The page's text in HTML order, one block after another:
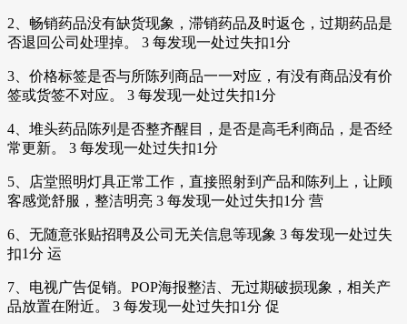
2、畅销药品没有缺货现象，滞销药品及时返仓，过期药品是
否退回公司处理掉。 3 每发现一处过失扣1分
3、价格标签是否与所陈列商品一一对应，有没有商品没有价
签或货签不对应。 3 每发现一处过失扣1分
4、堆头药品陈列是否整齐醒目，是否是高毛利商品，是否经
常更新。 3 每发现一处过失扣1分
5、店堂照明灯具正常工作，直接照射到产品和陈列上，让顾
客感觉舒服，整洁明亮 3 每发现一处过失扣1分 营
6、无随意张贴招聘及公司无关信息等现象 3 每发现一处过失
扣1分 运
7、电视广告促销。POP海报整洁、无过期破损现象，相关产
品放置在附近。 3 每发现一处过失扣1分 促